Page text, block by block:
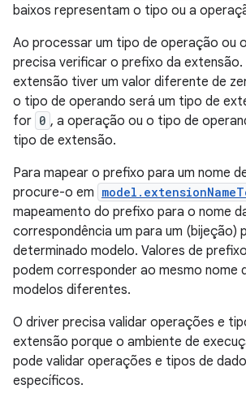
baixos representam o tipo ou a
Ao processar um tipo de operação ou
precisa verificar o prefixo da extensão.
extensão tiver um valor diferente de
o tipo de operando será um tipo de
for 0 , a operação ou o tipo de
tipo de extensão.
Para mapear o prefixo para um nome
procure-o em
mapeamento do prefixo para o nome
correspondência um para um (bijeção)
determinado modelo. Valores de
podem corresponder ao mesmo nome
modelos diferentes.
O driver precisa validar operações e
extensão porque o ambiente de
pode validar operações e tipos de
específicos.